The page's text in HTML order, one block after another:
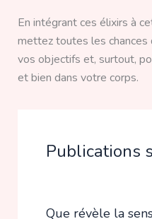
En intégrant ces élixirs à
mettez toutes les
vos objectifs et, surtout,
et bien dans votre corps.
Publications
Que révèle la